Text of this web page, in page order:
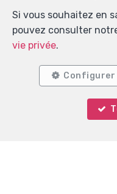
Si vous souhaitez en
pouvez consulter
vie privée.
Configurer